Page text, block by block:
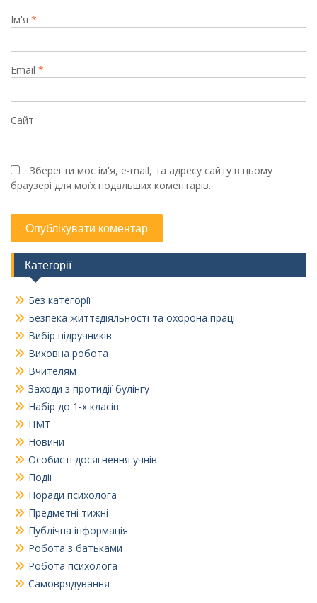
Ім'я *
Email *
Сайт
Зберегти моє ім'я, e-mail, та адресу сайту в цьому
браузері для моїх подальших коментарів.
Категорії
Без категорії
Безпека життєдіяльності та охорона праці
Вибір підручників
Виховна робота
Вчителям
Заходи з протидії булінгу
Набір до 1-х класів
НМТ
Новини
Особисті досягнення учнів
Події
Поради психолога
Предметні тижні
Публічна інформація
Робота з батьками
Робота психолога
Самоврядування